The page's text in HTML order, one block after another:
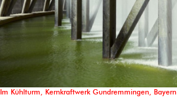
Im Kühlturm, Kernkraftwerk Gundremmingen, Bayern